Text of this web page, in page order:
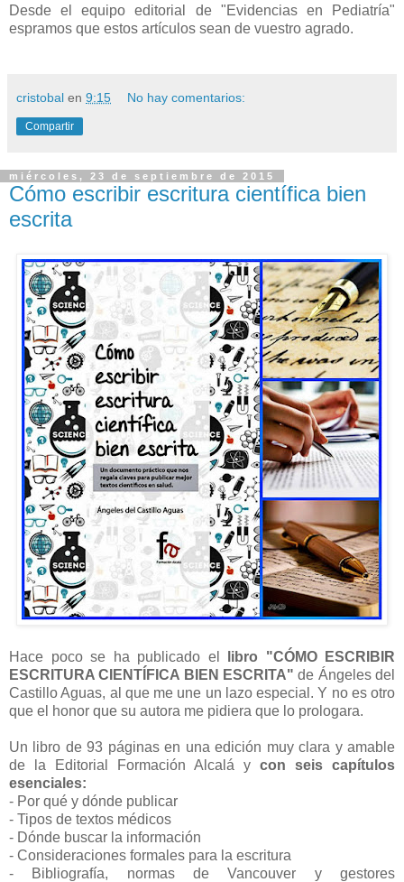
Desde el equipo editorial de "Evidencias en Pediatría"
espramos que estos artículos sean de vuestro agrado.
cristobal en 9:15 No hay comentarios:
Compartir
miércoles, 23 de septiembre de 2015
Cómo escribir escritura científica bien
escrita
Hace poco se ha publicado el
libro "CÓMO ESCRIBIR
ESCRITURA CIENTÍFICA BIEN ESCRITA" de Ángeles del
Castillo Aguas, al que me une un lazo especial. Y no es otro
que el honor que su autora me pidiera que lo prologara.
Un libro de 93 páginas en una edición muy clara y amable
de la Editorial Formación Alcalá y con seis capítulos
esenciales:
- Por qué y dónde publicar
- Tipos de textos médicos
- Dónde buscar la información
- Consideraciones formales para la escritura
- Bibliografía, normas de Vancouver y gestores